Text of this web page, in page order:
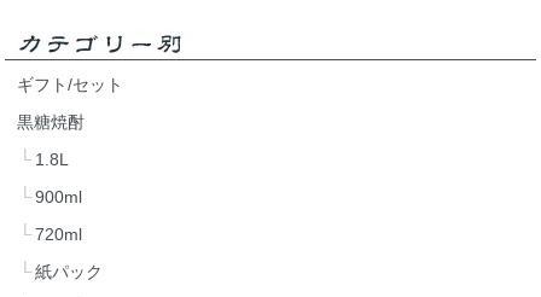
ギフト/セット
黒糖焼酎
1.8L
900ml
720ml
紙パック